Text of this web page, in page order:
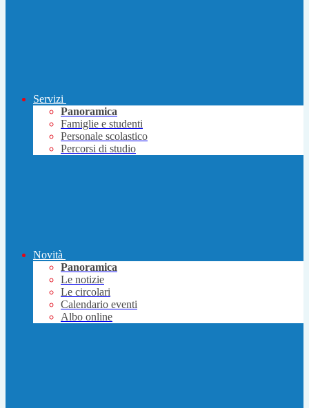
Servizi
Panoramica
Famiglie e studenti
Personale scolastico
Percorsi di studio
Novità
Panoramica
Le notizie
Le circolari
Calendario eventi
Albo online